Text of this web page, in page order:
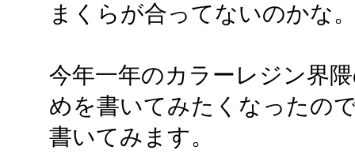
まくらが合ってないのかな
今年一年のカラーレジン界
めを書いてみたくなったの
書いてみます。